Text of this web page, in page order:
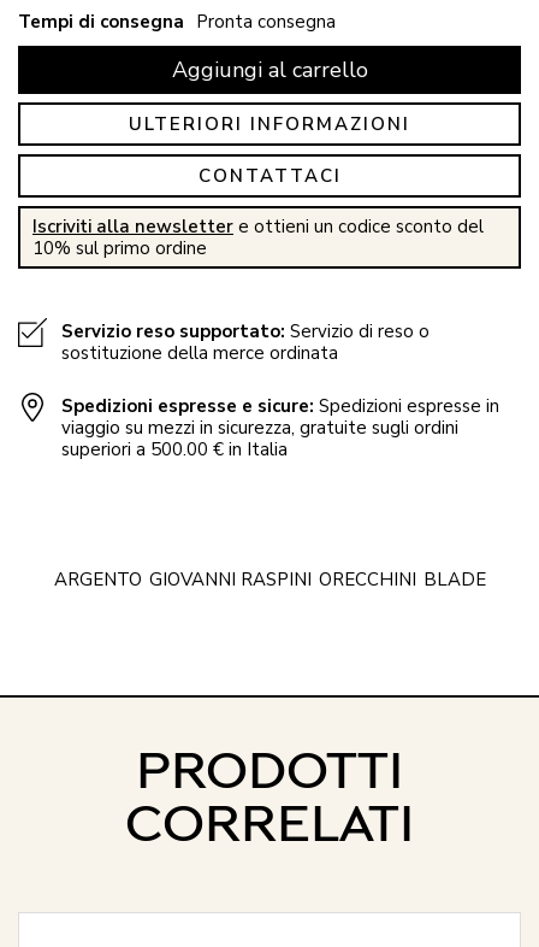
Tempi di consegna Pronta consegna
Aggiungi al carrello
ULTERIORI INFORMAZIONI
CONTATTACI
Iscriviti alla newsletter e ottieni un codice sconto del
10% sul primo ordine
Servizio reso supportato: Servizio di reso o
sostituzione della merce ordinata
Spedizioni espresse e sicure: Spedizioni espresse in
viaggio su mezzi in sicurezza, gratuite sugli ordini
superiori a 500.00 € in Italia
ARGENTO GIOVANNI RASPINI ORECCHINI BLADE
PRODOTTI
CORRELATI